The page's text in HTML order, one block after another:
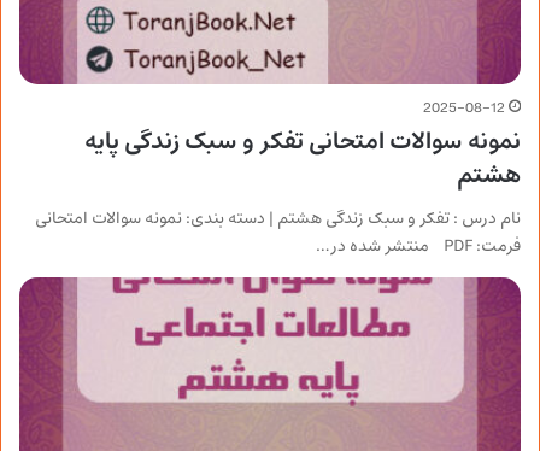
2025-08-12
نمونه سوالات امتحانی تفکر و سبک زندگی پایه
هشتم
نام درس : تفکر و سبک زندگی هشتم | دسته بندی: نمونه سوالات امتحانی
فرمت: PDF منتشر شده در…